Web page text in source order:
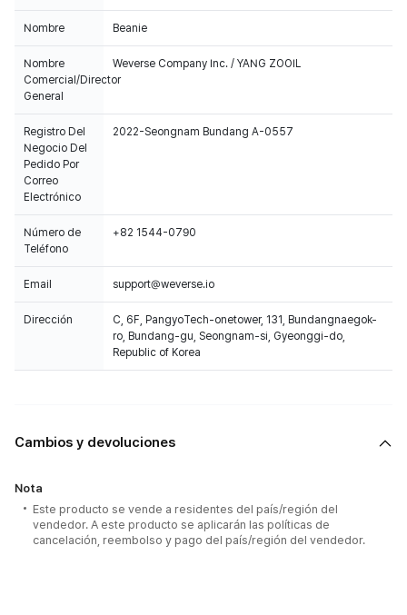
Nombre Beanie
Nombre
Comercial/Director
General
Weverse Company Inc. / YANG ZOOIL
Registro Del
Negocio Del
Pedido Por
Correo
Electrónico
2022-Seongnam Bundang A-0557
Número de
Teléfono
+82 1544-0790
Email support@weverse.io
Dirección
C, 6F, PangyoTech-onetower, 131, Bundangnaegok-
ro, Bundang-gu, Seongnam-si, Gyeonggi-do,
Republic of Korea
Cambios y devoluciones
Nota
Este producto se vende a residentes del país/región del
vendedor. A este producto se aplicarán las políticas de
cancelación, reembolso y pago del país/región del vendedor.